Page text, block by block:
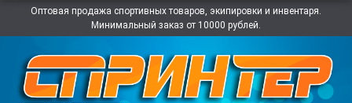
Оптовая продажа спортивных товаров, экипировки и инвентаря.
Минимальный заказ от 10000 рублей.